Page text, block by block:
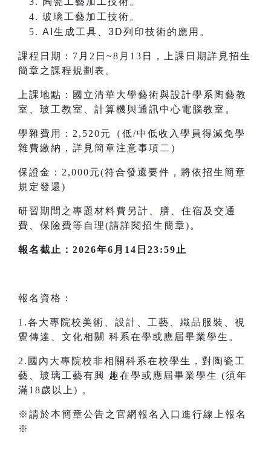
玻璃工藝加工技術。
AI 生成工具、3D列印技術的應用。
課程日期：7月2日~8月13日，上課日期詳見招生
簡章之課程規劃表。
上課地點：國立清華大學藝術與設計學系陶藝教
室、玻工教室、計算機與通訊中心電腦教室。
學雜費用：2,520元（低/中低收入學員得減免學
雜費繳納，詳見簡章注意事項二）
保證金：2,000元(符合發還要件，將依招生簡章
規定發還)
研習期間之專題材料費另計、膳、住宿及交通
費、保險費等自理(請詳閱招生簡章)。
報名截止：2026年6月14日23:59止
報名資格：
1.各大專院校美術、設計、工藝、織品服裝、視
覺傳達、文化相關 科系在學或應屆畢業學生。
2.國內大專院校非相關科系在校學生，對陶瓷工
藝、玻璃工藝有興 趣在學或應屆畢業學生 (須年
滿18歲以上) 。
※請於本簡章公告之官網報名入口進行線上報名
※